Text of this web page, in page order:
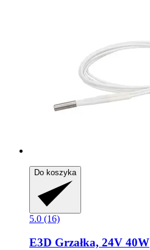
Do koszyka
5.0 (16)
E3D Grzałka, 24V 40W